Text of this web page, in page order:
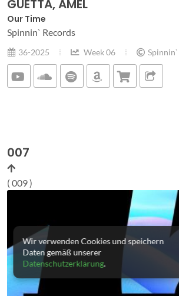
GUETTA, AMEL
Our Time
Spinnin` Records
36-2025 Week 06
007
( 009 )
Wir verwenden Cookies und speichern
Daten gemäß unserer
Datenschutzerklärung.